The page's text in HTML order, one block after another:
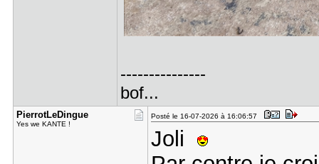
---------------
bof...
PierrotLeD​ingue
Yes we KANTE !
Posté le 16-07-2026 à 16:06:57
Joli